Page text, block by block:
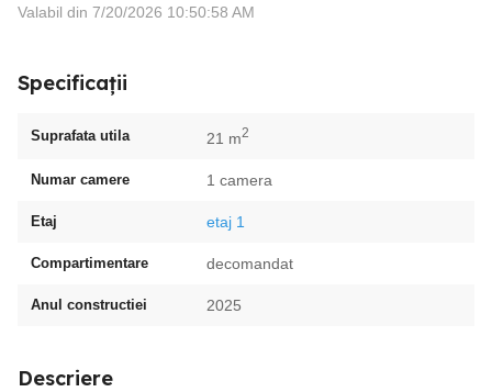
Valabil din 7/20/2026 10:50:58 AM
Specificații
Suprafata utila 21 m2
Numar camere 1 camera
Etaj etaj 1
Compartimentare decomandat
Anul constructiei 2025
Descriere